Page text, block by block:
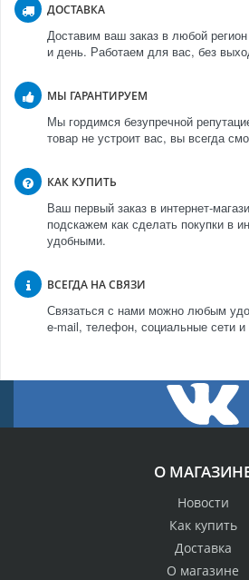
ДОСТАВКА
Доставим ваш заказ в любой
и день. Работаем для вас, без
МЫ ГАРАНТИРУЕМ
Мы гордимся безупречной
товар не устроит вас, вы всегда
КАК КУПИТЬ
Ваш первый заказ в интернет-
подскажем как сделать покупки в
удобными.
ВСЕГДА НА СВЯЗИ
Связаться с нами можно любым
e-mail, телефон, социальные сети
О
Новости
Как купить
Доставка
О магазине